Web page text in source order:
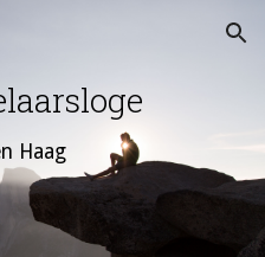
Skip to navigation
Haag